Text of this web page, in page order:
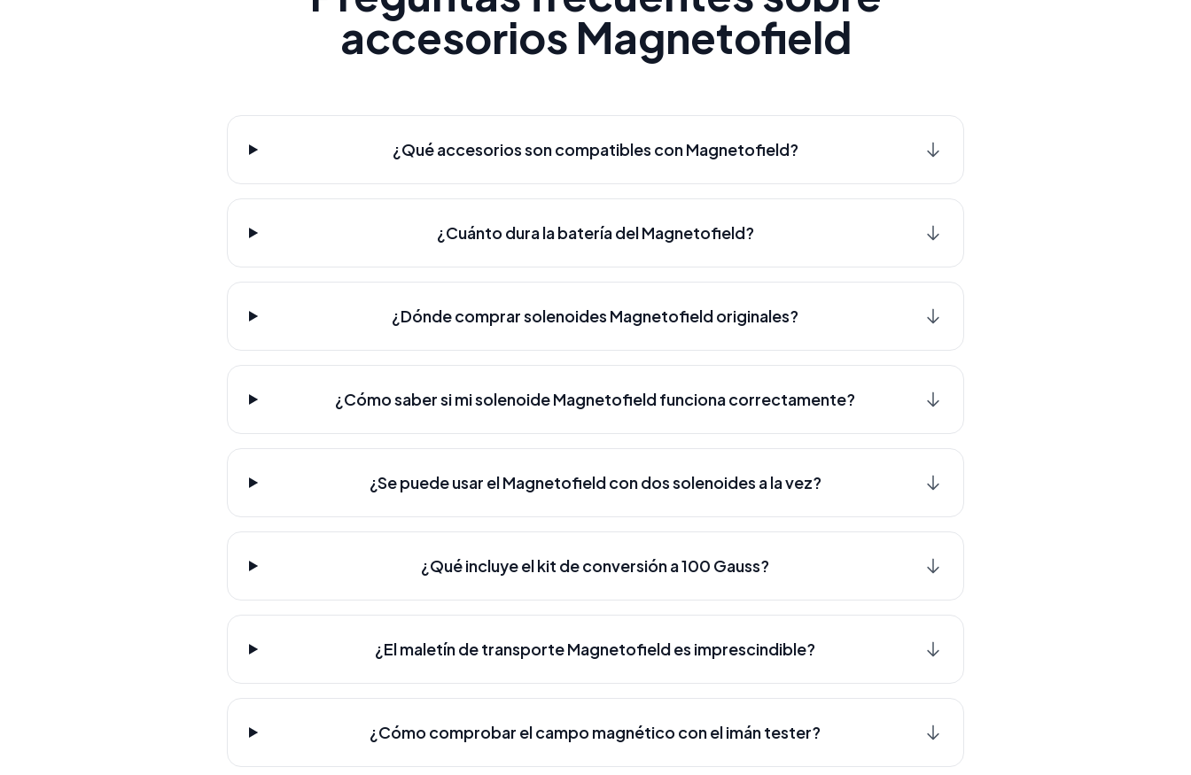
accesorios Magnetofield
¿Qué accesorios son compatibles con Magnetofield?
¿Cuánto dura la batería del Magnetofield?
¿Dónde comprar solenoides Magnetofield originales?
¿Cómo saber si mi solenoide Magnetofield funciona correctamente?
¿Se puede usar el Magnetofield con dos solenoides a la vez?
¿Qué incluye el kit de conversión a 100 Gauss?
¿El maletín de transporte Magnetofield es imprescindible?
¿Cómo comprobar el campo magnético con el imán tester?